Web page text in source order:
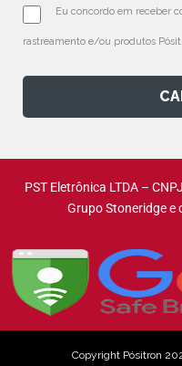
Eu concordo em receber
rastreamento e/ou produtos
PST Eletrônica LTDA –
Grupo Stoneridge
Copyright Pósitron